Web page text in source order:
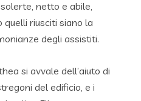
netto e abile,
riusciti siano la
degli assistiti.
si avvale dell’aiuto di
del edificio, e i